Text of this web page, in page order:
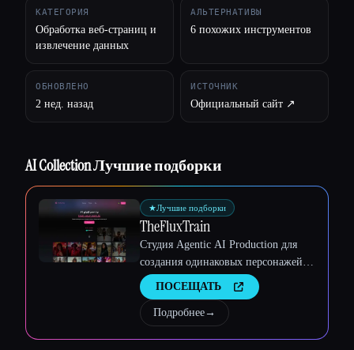
КАТЕГОРИЯ
Обработка веб-страниц и
извлечение данных
АЛЬТЕРНАТИВЫ
6 похожих инструментов
ОБНОВЛЕНО
2 нед. назад
ИСТОЧНИК
Официальный сайт ↗︎
AI Collection Лучшие подборки
★Лучшие подборки
TheFluxTrain
Студия Agentic AI Production для
создания одинаковых персонажей,
рабочих процессов и видео
ПОСЕЩАТЬ
Подробнее→